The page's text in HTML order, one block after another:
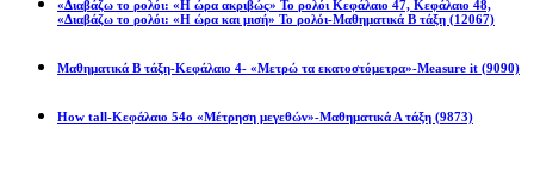
«Διαβάζω το ρολόι: «Η ώρα ακριβώς» Το ρολόι Κεφάλαιο 47, Κεφάλαιο 48,
«Διαβάζω το ρολόι: «Η ώρα και μισή» Το ρολόι-Μαθηματικά Β τάξη (12067)
Μαθηματικά Β τάξη-Κεφάλαιο 4- «Μετρώ τα εκατοστόμετρα»-Measure it (9090)
How tall-Κεφάλαιο 54ο «Μέτρηση μεγεθών»-Μαθηματικά Α τάξη (9873)